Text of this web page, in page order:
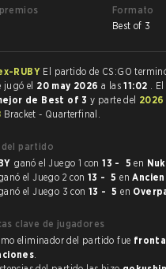
Formato
Best of 3
RUBY El partido de CS:GO
jugó el 20 may 2026a las11:02 .
de Best of 3y parte del 2026
Bracket - Quarterfinal.
del partido
ganó el Juego 1 con13 - 5 en
el Juego 2 con13 - 5 en
el Juego 3 con13 - 5 en
clave de jugadores
eliminador del partido fue
.